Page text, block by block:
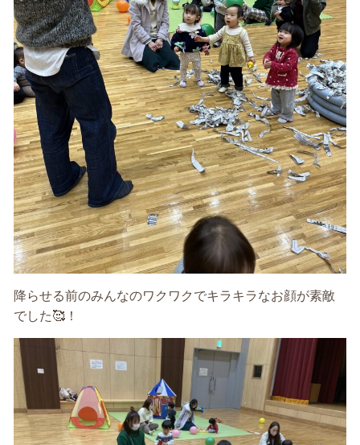
降らせる前のみんなのワクワクでキラキラなお顔が素敵
でした🥰 ！